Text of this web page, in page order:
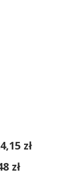
zł
zł